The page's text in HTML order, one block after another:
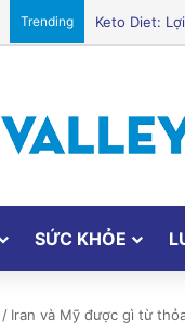
Trending
SỨC KHỎE
/ Iran và Mỹ được gì từ